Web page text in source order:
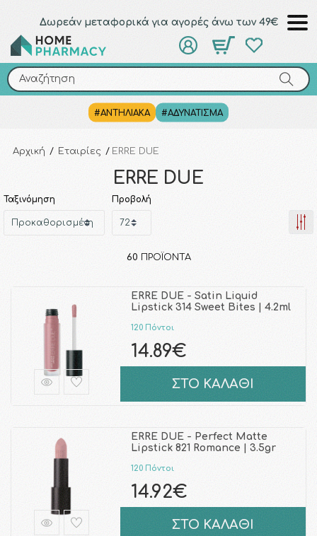
Δωρεάν μεταφορικά για αγορές άνω των 49€
Αναζήτηση
#ΑΝΤΗΛΙΑΚΑ #ΑΔΥΝΑΤΙΣΜΑ
Αναζήτηση
Αρχική / Εταιρίες / ERRE DUE
ERRE DUE
Ταξινόμηση Προβολή
60 ΠΡΟΪΌΝΤΑ
ERRE DUE - Satin Liquid
Lipstick 314 Sweet Bites | 4.2ml
120 Πόντοι
14.89€
ΣΤΟ ΚΑΛΑΘΙ
ERRE DUE - Perfect Matte
Lipstick 821 Romance | 3.5gr
120 Πόντοι
14.92€
ΣΤΟ ΚΑΛΑΘΙ